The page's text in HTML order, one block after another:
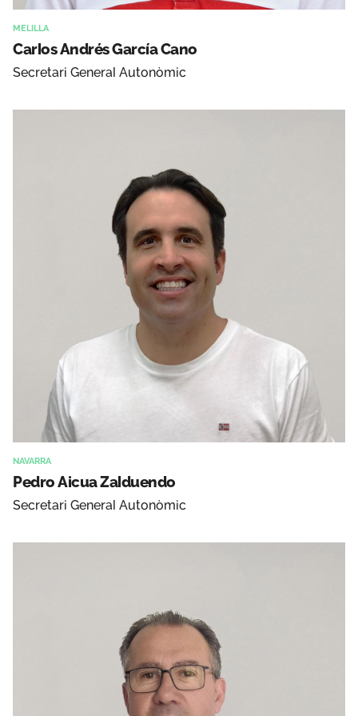
MELILLA
Carlos Andrés García Cano
Secretari General Autonòmic
NAVARRA
Pedro Aicua Zalduendo
Secretari General Autonòmic